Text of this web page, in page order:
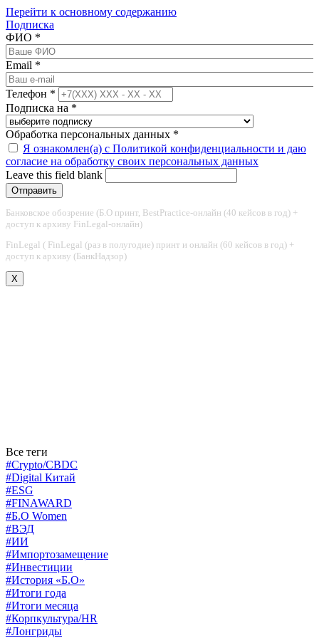
Перейти к основному содержанию
Подписка
ФИО *
Email *
Телефон *
Подписка на *
Обработка персональных данных *
Я ознакомлен(а) с Политикой конфиденциальности и даю
согласие на обработку своих персональных данных
Leave this field blank
Банковское обозрение (Б.О принт, BestPractice-онлайн (40 кейсов в год) +
доступ к архиву FinLegal-онлайн)
FinLegal ( FinLegal (раз в полугодие) принт и онлайн (60 кейсов в год) +
доступ к архиву (БанкНадзор)
X
Все теги
#Crypto/CBDC
#Digital Китай
#ESG
#FINAWARD
#Б.О Women
#ВЭД
#ИИ
#Импортозамещение
#Инвестиции
#История «Б.О»
#Итоги года
#Итоги месяца
#Корпкультура/HR
#Лонгриды